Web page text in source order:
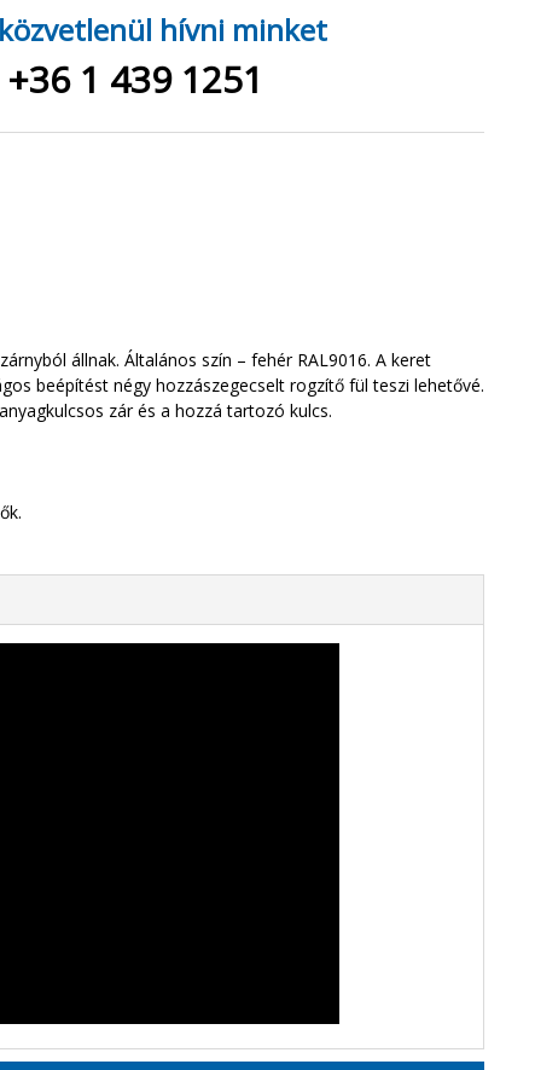
hívni minket
+36 1 439 1251
állnak. Általános szín – fehér RAL9016. A keret
beépítést négy hozzászegecselt rogzítő fül teszi lehetővé.
zár és a hozzá tartozó kulcs.